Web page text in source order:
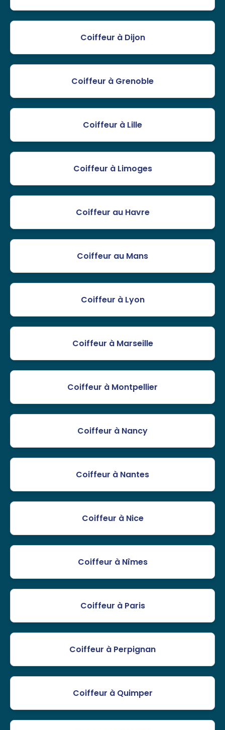
Coiffeur à Dijon
Coiffeur à Grenoble
Coiffeur à Lille
Coiffeur à Limoges
Coiffeur au Havre
Coiffeur au Mans
Coiffeur à Lyon
Coiffeur à Marseille
Coiffeur à Montpellier
Coiffeur à Nancy
Coiffeur à Nantes
Coiffeur à Nice
Coiffeur à Nîmes
Coiffeur à Paris
Coiffeur à Perpignan
Coiffeur à Quimper